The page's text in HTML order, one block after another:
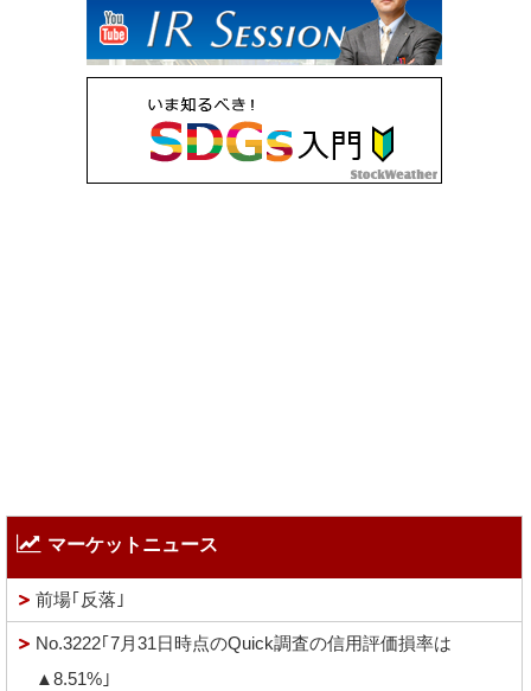
マーケットニュース
前場｢反落｣
No.3222｢7月31日時点のQuick調査の信用評価損率は
▲8.51%｣